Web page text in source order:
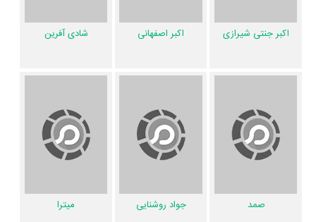
بیک ایمانوردیوشادی آفرین،نوری کسراییوگیتی فروهر،سیدعلی میریو
رضا صفاییورضا بیک ایمانوردی
عوامل فیلم جنجال
بدانید مدیر فیلمبرداری آن شکرالله رفیعی
بوده است. در مجموع بیش از 21 نفر
اکبر جنتی شیرازی اکبر اصفهانی شادی آفرین
صمد جواد روشنایی میترا